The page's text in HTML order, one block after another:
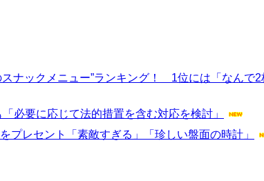
スナックメニュー”ランキング！ 1位には「なん
必要に応じて法的措置を含む対応を検討」
レセント「素敵すぎる」「珍しい盤面の時計」